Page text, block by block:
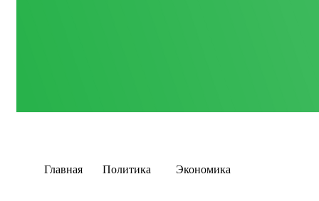
Главная Политика Экономика